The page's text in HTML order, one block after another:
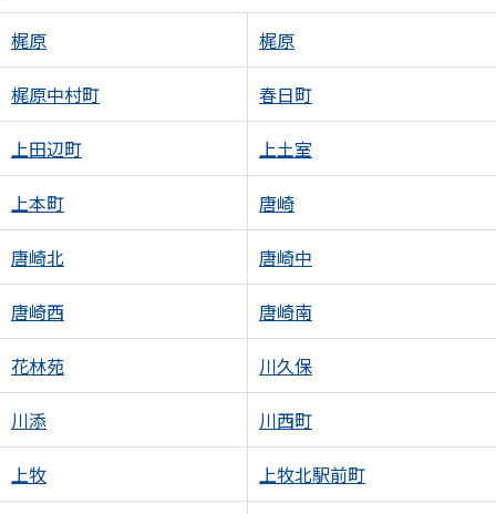
梶原 梶原
梶原中村町 春日町
上田辺町 上土室
上本町 唐崎
唐崎北 唐崎中
唐崎西 唐崎南
花林苑 川久保
川添 川西町
上牧 上牧北駅前町